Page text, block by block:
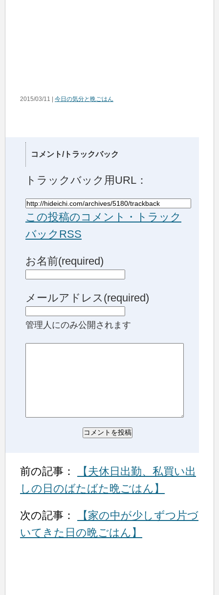
2015/03/11 | 今日の気分と晩ごはん
コメント/トラックバック
トラックバック用URL：
この投稿のコメント・トラック
バックRSS
お名前(required)
メールアドレス(required)
管理人にのみ公開されます
前の記事：
【夫休日出勤、私買い出
しの日のばたばた晩ごはん】
次の記事：
【家の中が少しずつ片づ
いてきた日の晩ごはん】